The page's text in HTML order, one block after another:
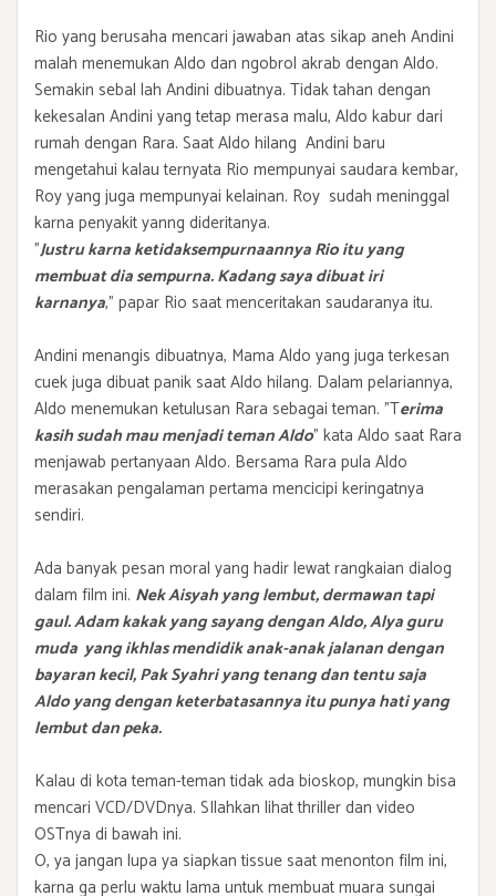
Rio yang berusaha mencari jawaban atas sikap aneh Andini
malah menemukan Aldo dan ngobrol akrab dengan Aldo.
Semakin sebal lah Andini dibuatnya. Tidak tahan dengan
kekesalan Andini yang tetap merasa malu, Aldo kabur dari
rumah dengan Rara. Saat Aldo hilang Andini baru
mengetahui kalau ternyata Rio mempunyai saudara kembar,
Roy yang juga mempunyai kelainan. Roy sudah meninggal
karna penyakit yanng dideritanya.
"Justru karna ketidaksempurnaannya Rio itu yang
membuat dia sempurna. Kadang saya dibuat iri
karnanya," papar Rio saat menceritakan saudaranya itu.
Andini menangis dibuatnya, Mama Aldo yang juga terkesan
cuek juga dibuat panik saat Aldo hilang. Dalam pelariannya,
Aldo menemukan ketulusan Rara sebagai teman. "Terima
kasih sudah mau menjadi teman Aldo" kata Aldo saat Rara
menjawab pertanyaan Aldo. Bersama Rara pula Aldo
merasakan pengalaman pertama mencicipi keringatnya
sendiri.
Ada banyak pesan moral yang hadir lewat rangkaian dialog
dalam film ini. Nek Aisyah yang lembut, dermawan tapi
gaul. Adam kakak yang sayang dengan Aldo, Alya guru
muda yang ikhlas mendidik anak-anak jalanan dengan
bayaran kecil, Pak Syahri yang tenang dan tentu saja
Aldo yang dengan keterbatasannya itu punya hati yang
lembut dan peka.
Kalau di kota teman-teman tidak ada bioskop, mungkin bisa
mencari VCD/DVDnya. SIlahkan lihat thriller dan video
OSTnya di bawah ini.
O, ya jangan lupa ya siapkan tissue saat menonton film ini,
karna ga perlu waktu lama untuk membuat muara sungai